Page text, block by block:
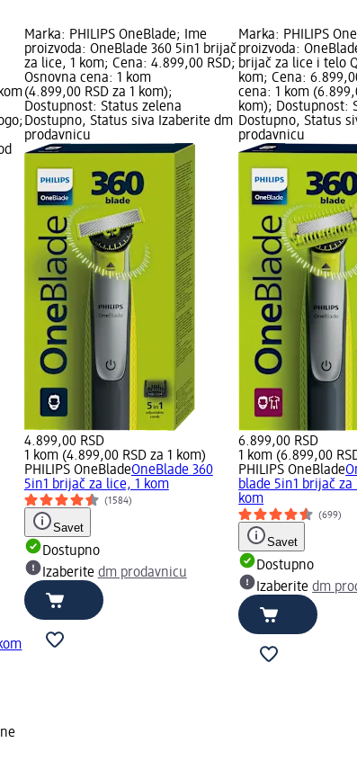
Marka: PHILIPS OneBlade; Ime
proizvoda: OneBlade 360 5in1 brijač
za lice, 1 kom; Cena: 4.899,00 RSD;
Osnovna cena: 1 kom
(4.899,00 RSD za 1 kom);
Dostupnost: Status zelena
Dostupno, Status siva Izaberite dm
prodavnicu
4.899,00 RSD
1 kom (4.899,00 RSD za 1 kom)
PHILIPS OneBladeOneBlade 360
5in1 brijač za lice, 1 kom
(1584)
Savet
Dostupno
Izaberite dm prodavnicu
Marka: PHILIPS
proizvoda:
brijač za lice i telo
kom; Cena:
cena: 1 kom
kom); Dostupnost:
Dostupno, Status
prodavnicu
6.899,00 RSD
1 kom (6.899,00
PHILIPS OneBlade
blade 5in1 brijač
kom
(699)
Savet
Dostupno
Izaberitedm